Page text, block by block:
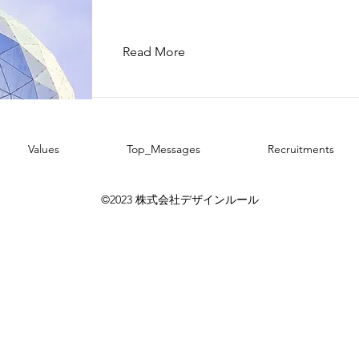
Read More
Values Top_Messages Recruitments
©2023 株式会社デザインルール